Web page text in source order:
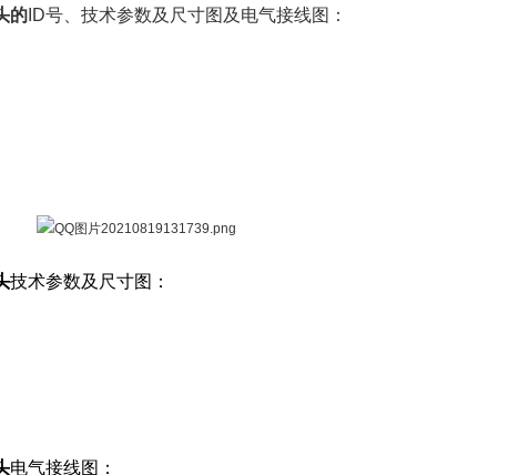
的 ID号、技术参数及尺寸图及电气接线图：
技术参数及尺寸图：
电气接线图：